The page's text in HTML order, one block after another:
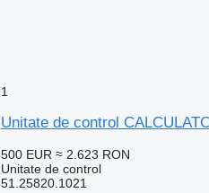
1
Unitate de control
500 EUR ≈ 2.623 RON
Unitate de control
51.25820.1021